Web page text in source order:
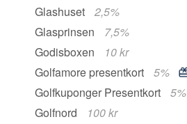
Glashuset
2,5%
Glasprinsen
7,5%
Godisboxen
10 kr
Golfamore presentkort
5%
Golfkuponger Presentkort
5%
Golfnord
100 kr